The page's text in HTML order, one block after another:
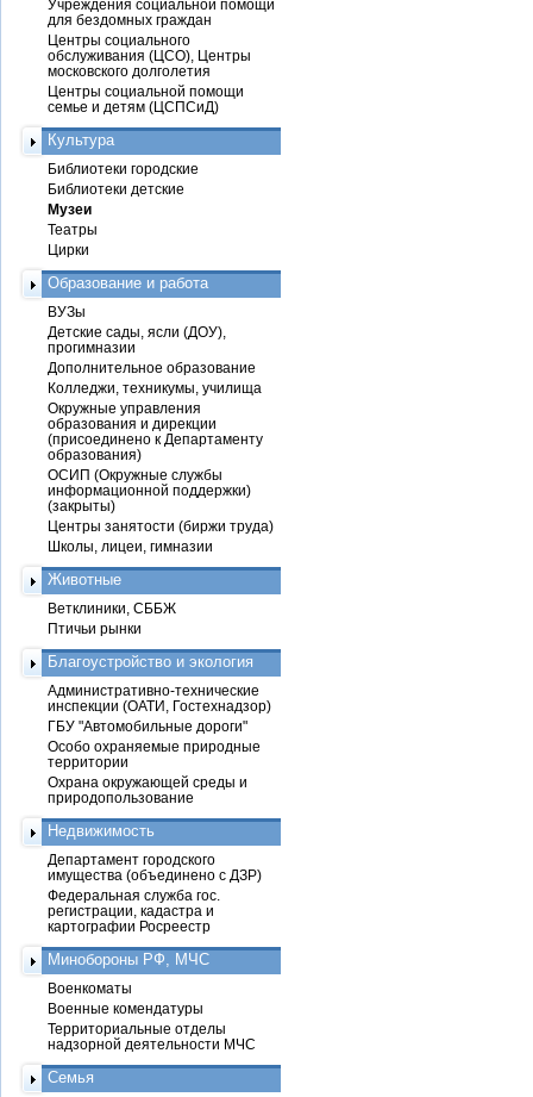
Учреждения социальной помощи
для бездомных граждан
Центры социального
обслуживания (ЦСО), Центры
московского долголетия
Центры социальной помощи
семье и детям (ЦСПСиД)
Культура
Библиотеки городские
Библиотеки детские
Музеи
Театры
Цирки
Образование и работа
ВУЗы
Детские сады, ясли (ДОУ),
прогимназии
Дополнительное образование
Колледжи, техникумы, училища
Окружные управления
образования и дирекции
(присоединено к Департаменту
образования)
ОСИП (Окружные службы
информационной поддержки)
(закрыты)
Центры занятости (биржи труда)
Школы, лицеи, гимназии
Животные
Ветклиники, СББЖ
Птичьи рынки
Благоустройство и экология
Административно-технические
инспекции (ОАТИ, Гостехнадзор)
ГБУ "Автомобильные дороги"
Особо охраняемые природные
территории
Охрана окружающей среды и
природопользование
Недвижимость
Департамент городского
имущества (объединено с ДЗР)
Федеральная служба гос.
регистрации, кадастра и
картографии Росреестр
Минобороны РФ, МЧС
Военкоматы
Военные комендатуры
Территориальные отделы
надзорной деятельности МЧС
Семья